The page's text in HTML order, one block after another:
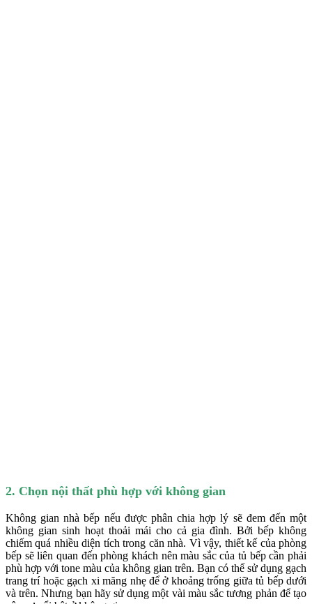
2. Chọn nội thất phù hợp với không gian
Không gian nhà bếp nếu được phân chia hợp lý sẽ đem đến một
không gian sinh hoạt thoải mái cho cả gia đình. Bởi bếp không
chiếm quá nhiều diện tích trong căn nhà. Vì vậy, thiết kế của phòng
bếp sẽ liên quan đến phòng khách nên màu sắc của tủ bếp cần phải
phù hợp với tone màu của không gian trên. Bạn có thể sử dụng gạch
trang trí hoặc gạch xi măng nhẹ để ở khoảng trống giữa tủ bếp dưới
và trên. Nhưng bạn hãy sử dụng một vài màu sắc tương phản để tạo